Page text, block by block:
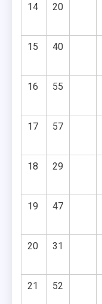
14 20
15 40
16 55
17 57
18 29
19 47
20 31
21 52